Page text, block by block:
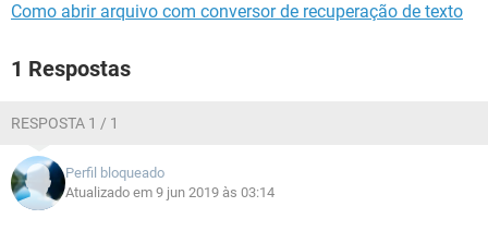
Como abrir arquivo com conversor de recuperação de texto
1 Respostas
RESPOSTA 1 / 1
Perfil bloqueado
Atualizado em 9 jun 2019 às 03:14